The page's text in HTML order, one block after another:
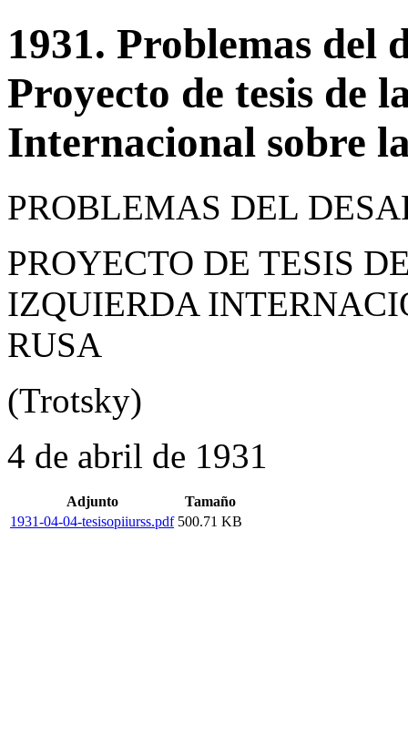
1931. Problemas del
Proyecto de tesis de
Internacional sobre
PROBLEMAS DEL
PROYECTO DE TESIS
IZQUIERDA
RUSA
(Trotsky)
4 de abril de 1931
Adjunto
Tamaño
1931-04-04-tesisopiiurss.pdf 500.71 KB